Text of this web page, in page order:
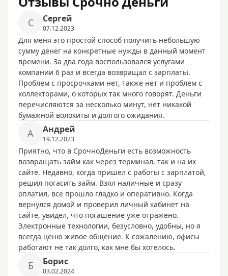
С Сергей
07.12.2023
Для меня это простой способ получить небольшую
сумму денег на конкретные нужды в данный момент
времени. За два года воспользовался услугами
компании 6 раз и всегда возвращал с зарплаты.
Проблем с просрочками нет, также нет и проблем с
коллекторами, о которых так много говорят. Деньги
перечисляются за несколько минут, нет никакой
бумажной волокиты и долгого ожидания.
А Андрей
19.12.2023
Приятно, что в СрочноДеньги есть возможность
возвращать займ как через терминал, так и на их
сайте. Недавно, когда пришел с работы с зарплатой,
решил погасить займ. Взял наличные и сразу
оплатил, все прошло гладко и оперативно. Когда
вернулся домой и проверил личный кабинет на
сайте, увидел, что погашение уже отражено.
Электронные технологии, безусловно, удобны, но я
всегда ценю живое общение. К сожалению, офисы
работают не так долго, как мне бы хотелось.
Б Борис
03.02.2024